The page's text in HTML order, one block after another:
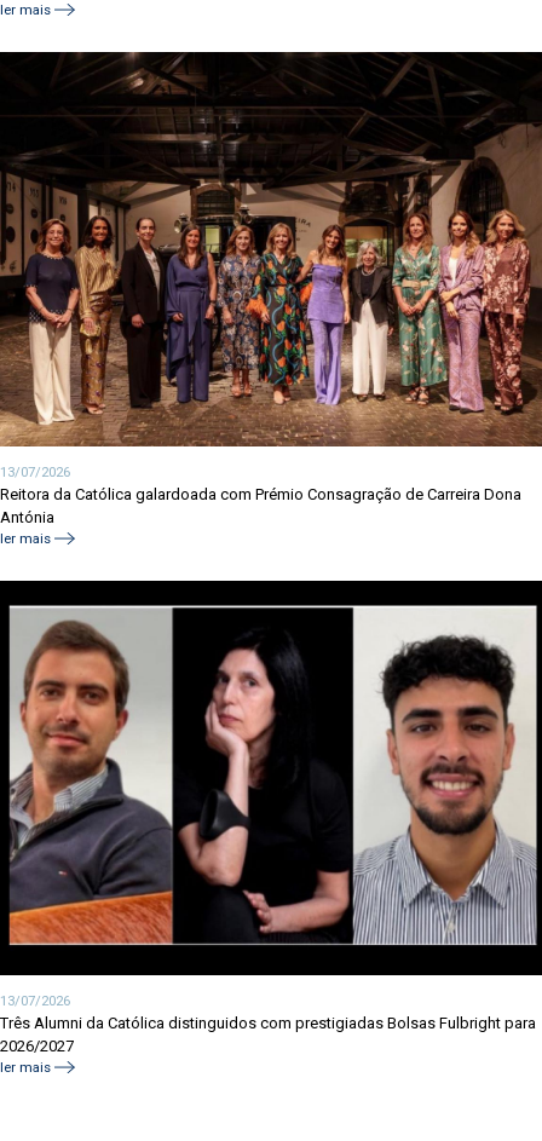
ler mais
13/07/2026
Reitora da Católica galardoada com Prémio Consagração de Carreira Dona
Antónia
ler mais
13/07/2026
Três Alumni da Católica distinguidos com prestigiadas Bolsas Fulbright para
2026/2027
ler mais